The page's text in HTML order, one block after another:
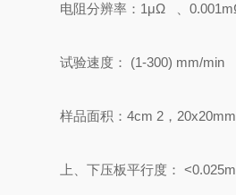
电阻分辨率： 1μΩ 、
试验速度： (1-300) mm/min
样品面积：4cm 2，20x20mm
上、下压板平行度：